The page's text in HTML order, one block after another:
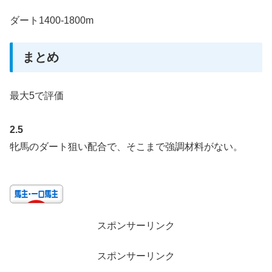
ダート1400-1800m
まとめ
最大5で評価
2.5
牝馬のダート狙い配合で、そこまで強調材料がない。
スポンサーリンク
スポンサーリンク